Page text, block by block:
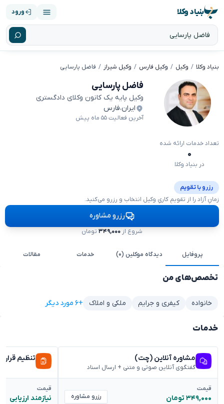
بنیاد وکلا ورود
بنیاد وکلا وکیل وکیل فارس وکیل شیراز فاضل پارسایی
فاضل پارسایی
وکیل پایه یک کانون وکلای دادگستری
ایران،فارس
آخرین فعالیت ۵۵ ماه پیش
تعداد خدمات ارائه شده
۰
در بنیاد وکلا
رزرو با تقویم
زمانِ آزاد را از تقویمِ کاریِ وکیل انتخاب و رزرو می‌کنید.
رزرو مشاوره
شروع از ۳۴۹,۰۰۰تومان
پروفایل دیدگاه موکلین (۰) خدمات مقالات
تخصص‌های من
خانواده کیفری و جرایم ملکی و املاک +۶ مورد دیگر
خدمات
مشاوره آنلاین (چت)
گفتگوی آنلاین صوتی و متنی + ارسال اسناد
قیمت
۳۴۹,۰۰۰ تومان رزرو مشاوره
تنظیم
قیمت
نیازمند ارزیابی